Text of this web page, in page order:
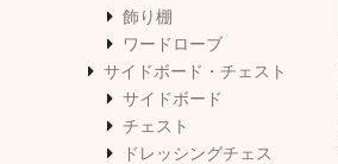
飾り棚
ワードローブ
サイドボード・チェスト
サイドボード
チェスト
ドレッシングチェス